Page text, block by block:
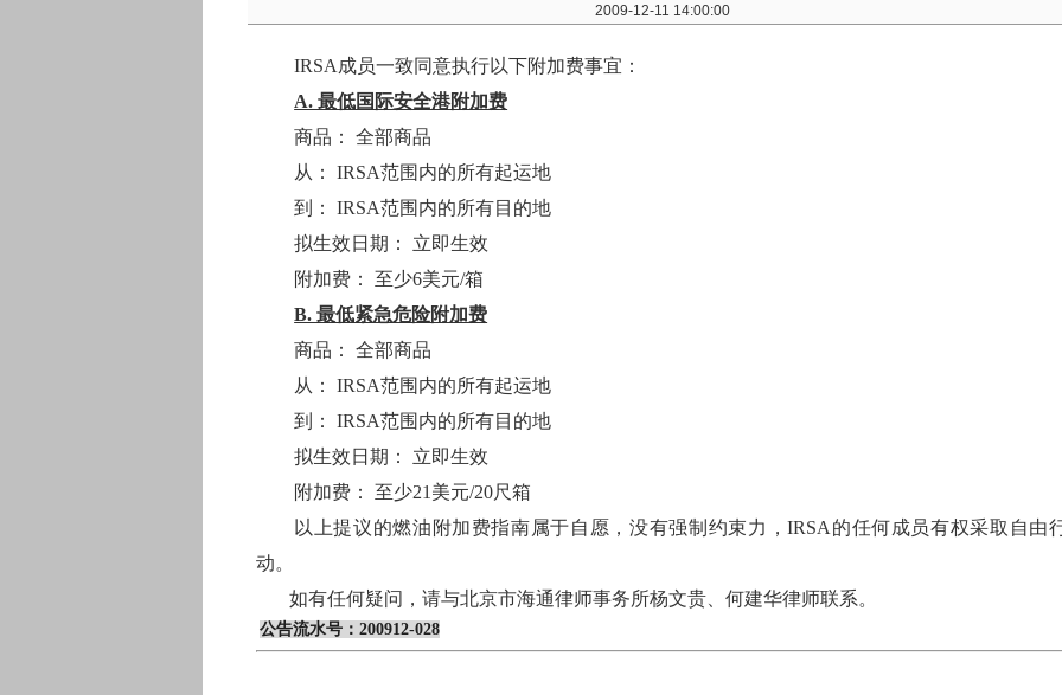
2009-12-11 14:00:00
IRSA成员一致同意执行以下附加费事宜：
A. 最低国际安全港附加费
商品： 全部商品
从： IRSA范围内的所有起运地
到： IRSA范围内的所有目的地
拟生效日期： 立即生效
附加费： 至少6美元/箱
B. 最低紧急危险附加费
商品： 全部商品
从： IRSA范围内的所有起运地
到： IRSA范围内的所有目的地
拟生效日期： 立即生效
附加费： 至少21美元/20尺箱
以上提议的燃油附加费指南属于自愿，没有强制约束力，IRSA的任何成员有权采取自由
动。
如有任何疑问，请与北京市海通律师事务所杨文贵、何建华律师联系。
公告流水号： 200912-028